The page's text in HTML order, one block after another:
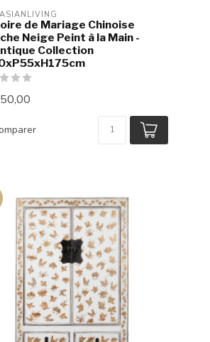
de Mariage Chinoise
Neige Peint à la Main -
Collection